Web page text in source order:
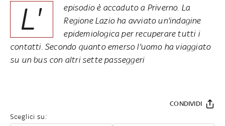
L'
episodio è accaduto a Priverno. La
Regione Lazio ha avviato un'indagine
epidemiologica per recuperare tutti i
contatti. Secondo quanto emerso l'uomo ha viaggiato
su un bus con altri sette passeggeri
Sceglici su:
CONDIVIDI